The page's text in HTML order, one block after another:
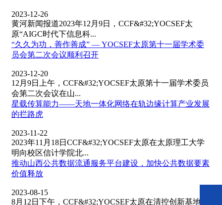
2023-12-26
黄河新闻报道2023年12月9日，CCF&#32;YOCSEF太
原“AIGC时代下信息科...
“久久为功，善作善成” — YOCSEF太原第十一届学术委
员会第二次会议顺利召开
2023-12-20
12月9日上午，CCF&#32;YOCSEF太原第十一届学术委员
会第二次会议在山...
星载传算能力——天地一体化网络在轨边缘计算产业发展
的拦路虎
2023-11-22
2023年11月18日CCF&#32;YOCSEF太原在太原理工大学
明向校区信计学院北...
推动山西公共数据流通服务平台建设，加快公共数据要素
价值释放
2023-08-15
8月12日下午，CCF&#32;YOCSEF太原在清控创新基地举